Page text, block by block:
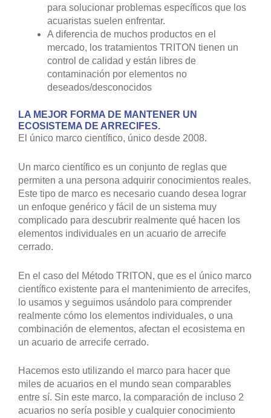
para solucionar problemas específicos que los
acuaristas suelen enfrentar.
A diferencia de muchos productos en el
mercado, los tratamientos TRITON tienen un
control de calidad y están libres de
contaminación por elementos no
deseados/desconocidos
LA MEJOR FORMA DE MANTENER UN
ECOSISTEMA DE ARRECIFES.
El único marco científico, único desde 2008.
Un marco científico es un conjunto de reglas que
permiten a una persona adquirir conocimientos reales.
Este tipo de marco es necesario cuando desea lograr
un enfoque genérico y fácil de un sistema muy
complicado para descubrir realmente qué hacen los
elementos individuales en un acuario de arrecife
cerrado.
En el caso del Método TRITON, que es el único marco
científico existente para el mantenimiento de arrecifes,
lo usamos y seguimos usándolo para comprender
realmente cómo los elementos individuales, o una
combinación de elementos, afectan el ecosistema en
un acuario de arrecife cerrado.
Hacemos esto utilizando el marco para hacer que
miles de acuarios en el mundo sean comparables
entre sí. Sin este marco, la comparación de incluso 2
acuarios no sería posible y cualquier conocimiento